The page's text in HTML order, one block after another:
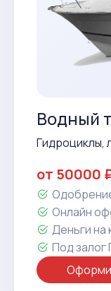
Водный
Гидроциклы,
от 50000
Онлайн
Деньги на
Под